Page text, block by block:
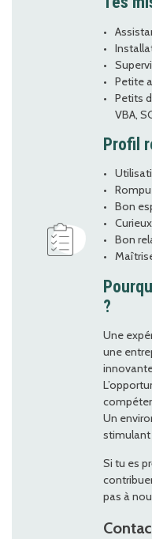
Petite
Petits
VBA,
Profil
Bon
Bon
?
Une
une
Un
Si tu es
pas à